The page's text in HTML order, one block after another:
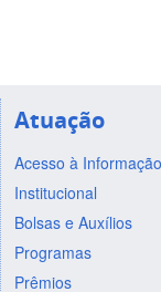
Atuação
Acesso à Informação
Institucional
Bolsas e Auxílios
Programas
Prêmios